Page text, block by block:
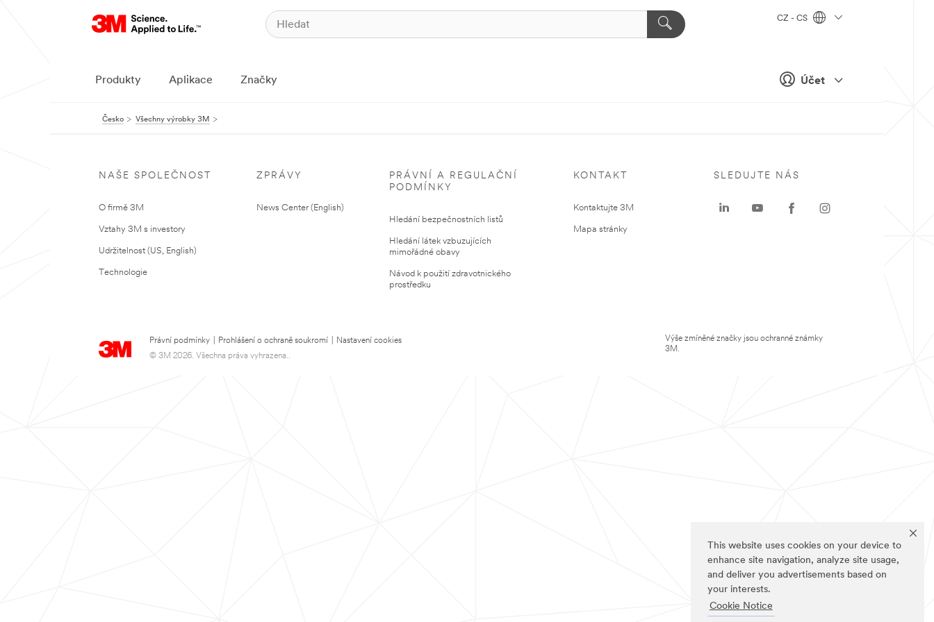
This website uses cookies on your device to
enhance site navigation, analyze site usage,
and deliver you advertisements based on
your interests.
Cookie Notice
Účet
CZ - CS
Produkty Aplikace Značky
Česko Všechny výrobky 3M
NAŠE SPOLEČNOST
O firmě 3M
Vztahy 3M s investory
Udržitelnost (US, English)
Technologie
ZPRÁVY
News Center (English)
PRÁVNÍ A REGULAČNÍ
PODMÍNKY
Hledání bezpečnostních listů
Hledání látek vzbuzujících
mimořádné obavy
Návod k použití zdravotnického
prostředku
KONTAKT
Kontaktujte 3M
Mapa stránky
Právní podmínky Prohlášení o ochraně soukromí
Nastavení cookies
© 3M 2026. Všechna práva vyhrazena..
SLEDUJTE NÁS
Výše zmíněné značky jsou ochranné známky
3M.